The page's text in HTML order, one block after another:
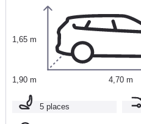
1,65 m
1,90 m 4,70 m
5 places